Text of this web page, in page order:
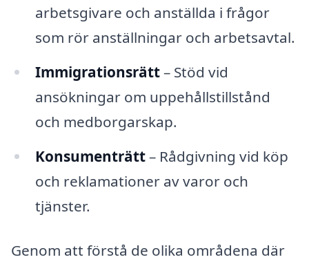
arbetsgivare och anställda i frågor
som rör anställningar och arbetsavtal.
Immigrationsrätt– Stöd vid
ansökningar om uppehållstillstånd
och medborgarskap.
Konsumenträtt– Rådgivning vid köp
och reklamationer av varor och
tjänster.
Genom att förstå de olika områdena där